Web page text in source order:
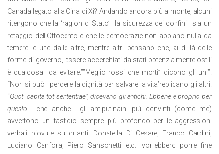
Canada legato alla Cina di Xi? Andando ancora più a monte, alcuni
ritengono che la ‘ragion di Stato’—la sicurezza dei confini—sia un
retaggio dell’Ottocento e che le democrazie non abbiano nulla da
temere le une dalle altre, mentre altri pensano che, ai di là delle
forme di governo, essere accerchiati da stati potenzialmente ostili
è qualcosa da evitare.””Meglio rossi che morti” dicono gli uni”.
“Non si può perdere la dignità per salvare la vita’replicano gli altri.
“Quot capita tot sententiae”, dicevano gli antichi. Ebbene è proprio per
questo che anche gli antiputinaini più convinti (come me)
avvertono un fastidio sempre più profondo per le aggressioni
verbali piovute su quanti—Donatella Di Cesare, Franco Cardini,
Luciano Canfora, Piero Sansonetti etc.—vorrebbero porre fine